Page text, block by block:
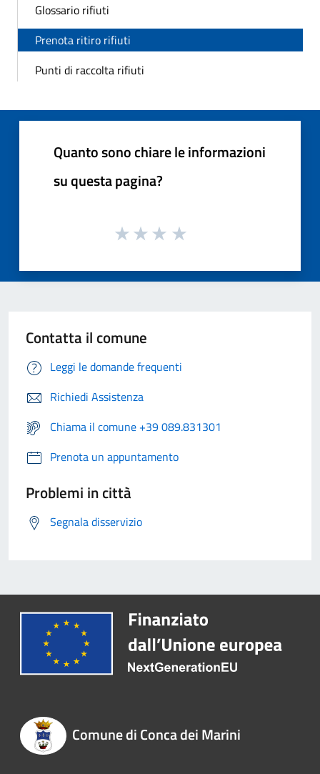
Glossario rifiuti
Prenota ritiro rifiuti
Punti di raccolta rifiuti
Quanto sono chiare le informazioni
su questa pagina?
Contatta il comune
Leggi le domande frequenti
Richiedi Assistenza
Chiama il comune +39 089.831301
Prenota un appuntamento
Problemi in città
Segnala disservizio
Comune di Conca dei Marini